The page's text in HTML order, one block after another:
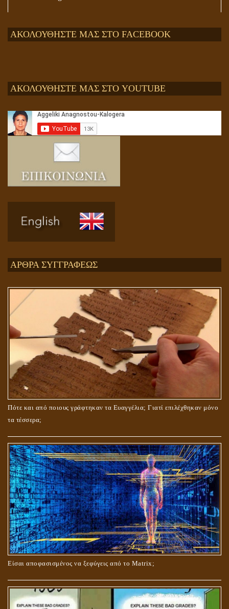
ΑΡΘΡΑ ΣΥΓΓΡΑΦΕΩΣ
Πότε και από ποιους γράφτηκαν τα Ευαγγέλια; Γιατί επιλέχθηκαν μόνο
τα τέσσερα;
Είσαι αποφασισμένος να ξεφύγεις από το Matrix;
Αληθής και επίπλαστη πνευματικότητα
ΤΟ ΣΗΜΕΙΟ ΤΟΥ ΣΤΑΥΡΟΥ
ΟΙ ΑΙΤΙΕΣ ΓΙΑ ΤΗΝ ΕΠΙΘΕΤΙΚΗ ΣΥΜΠΕΡΙΦΟΡΑ ΤΟΥ ΧΡΙΣΤΟΥ ΣΤΑ
ΝΗΠΙΑΚΑ ΤΟΥ ΧΡΟΝΙΑ
ΑΚΟΛΟΥΘΗΣΤΕ ΜΑΣ ΣΤΟ FACEBOOK
ΑΚΟΛΟΥΘΗΣΤΕ ΜΑΣ ΣΤΟ YOUTUBE